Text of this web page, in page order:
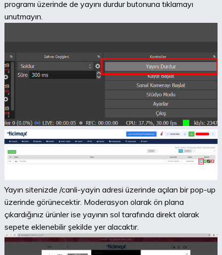
programı üzerinde de yayını durdur butonuna tıklamayı
unutmayın.
Yayın sitenizde /canli-yayin adresi üzerinde açılan bir pop-up
üzerinde görünecektir. Moderasyon olarak ön plana
çıkardığınız ürünler ise yayının sol tarafında direkt olarak
sepete eklenebilir şekilde yer alacaktır.